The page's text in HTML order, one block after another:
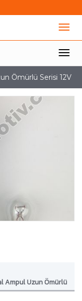
Ömürlü Serisi 12V
Ampul Uzun Ömürlü